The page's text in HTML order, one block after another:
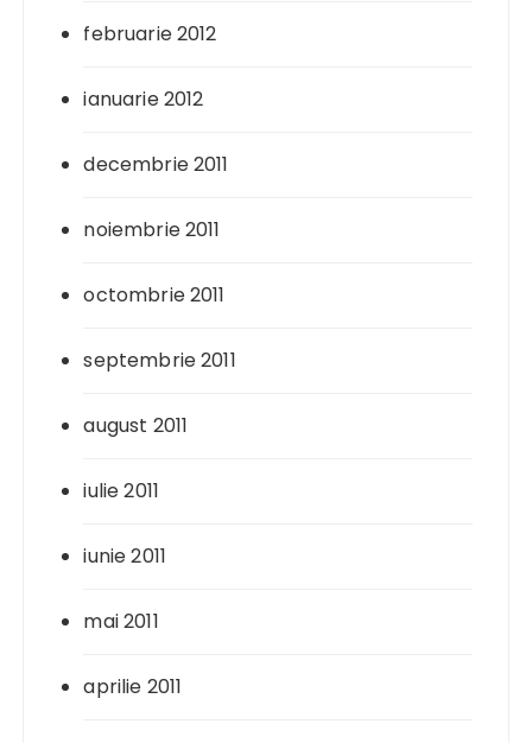
februarie 2012
ianuarie 2012
decembrie 2011
noiembrie 2011
octombrie 2011
septembrie 2011
august 2011
iulie 2011
iunie 2011
mai 2011
aprilie 2011